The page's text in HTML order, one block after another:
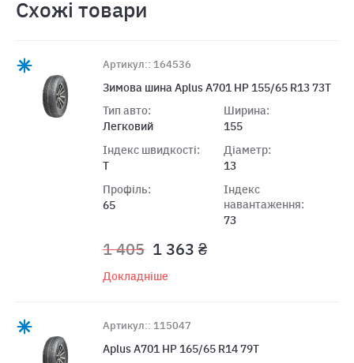
Схожі товари
Артикул:: 164536
Зимова шина Aplus A701 HP 155/65 R13 73T
Тип авто:
Легковий
Індекс швидкості:
T
Профіль:
65
Ширина:
155
Діаметр:
13
Індекс
навантаження:
73
1 405 1 363 ₴
Докладніше
Артикул:: 115047
Aplus A701 HP 165/65 R14 79T